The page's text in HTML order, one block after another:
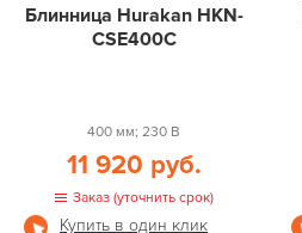
Блинница Hurakan HKN-
CSE400C
400 мм; 230 В
11 920 руб.
Заказ (уточнить срок)
Купить в один клик